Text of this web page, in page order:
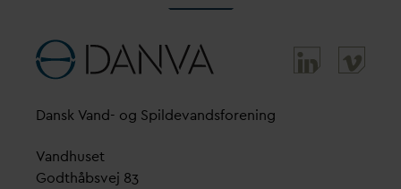
Dansk Vand- og Spildevandsforening
Vandhuset
Godthåbsvej 83